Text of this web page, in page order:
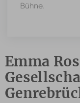
Bühne.
Emma